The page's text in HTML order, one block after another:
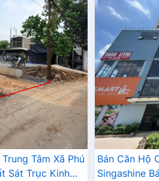
Tâm Xã Phú
Sát Trục Kinh
Bán Căn Hộ
Singashine